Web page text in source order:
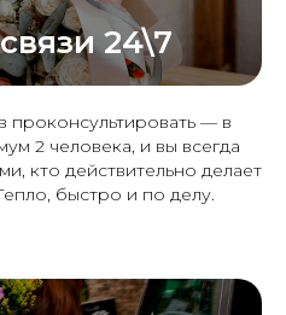
24\7
проконсультировать — в
2 человека, и вы всегда
кто действительно делает
быстро и по делу.